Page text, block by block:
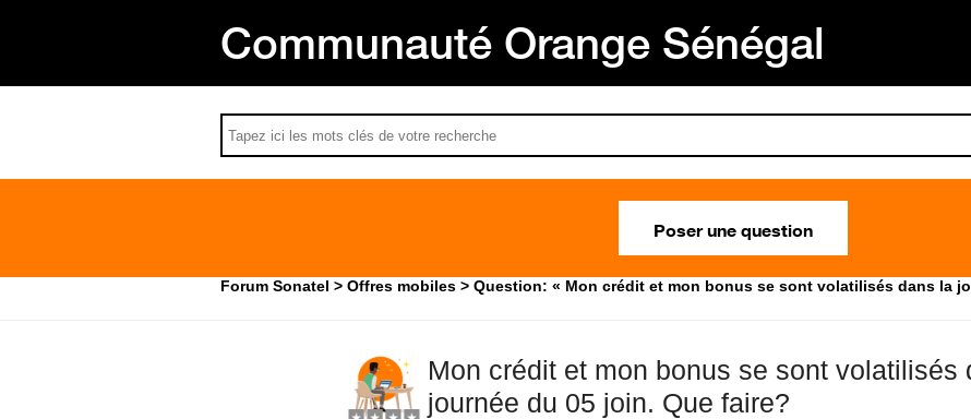
Communauté Orange Sénégal
Poser une question
Forum Sonatel Offres mobiles Question: « Mon crédit et mon bonus se sont volatilisés dans la
Mon crédit et mon bonus se sont volatilisés
journée du 05 join. Que faire?